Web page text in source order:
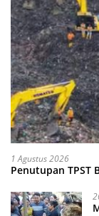
1 Agustus 2026
Penutupan TPST